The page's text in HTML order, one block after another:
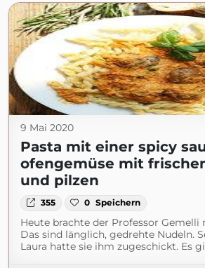
9 Mai 2020
Pasta mit einer spicy
ofengemüse mit
und pilzen
355 0 Speichern
Heute brachte der Professor Gemelli
Das sind länglich, gedrehte Nudeln.
Laura hatte sie ihm zugeschickt. Es